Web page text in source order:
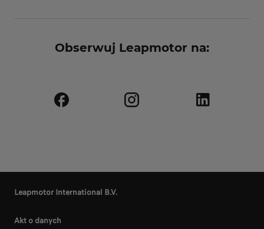
Obserwuj Leapmotor na:
Leapmotor International B.V.
Akt o danych